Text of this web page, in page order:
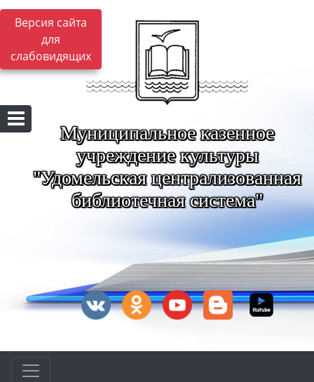
Версия сайта
для
слабовидящих
Муниципальное казенное
учреждение культуры
"Удомельская централизованная
библиотечная система"